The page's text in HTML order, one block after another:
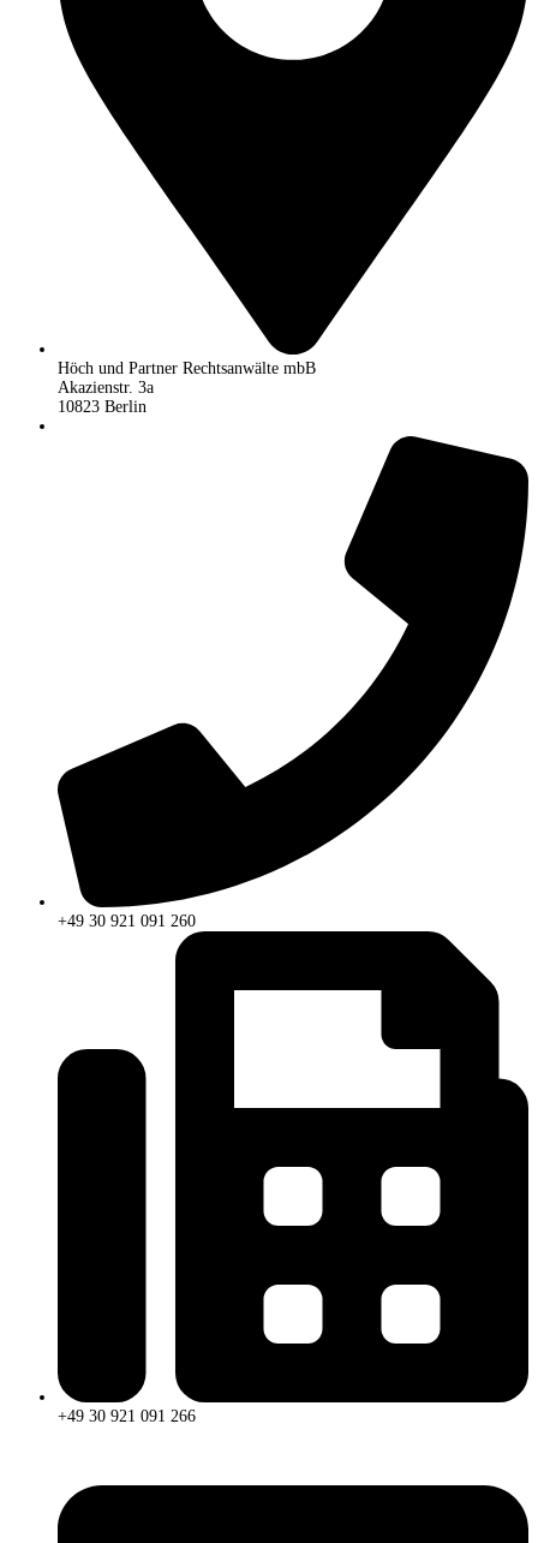
Höch und Partner Rechtsanwälte mbB
Akazienstr. 3a
10823 Berlin
+49 30 921 091 260
+49 30 921 091 266